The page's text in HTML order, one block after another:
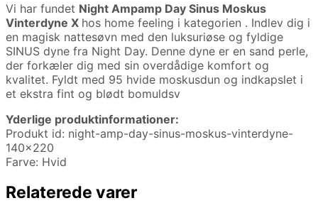
Vi har fundet Night Ampamp Day Sinus Moskus
Vinterdyne X hos home feeling i kategorien . Indlev dig i
en magisk nattesøvn med den luksuriøse og fyldige
SINUS dyne fra Night Day. Denne dyne er en sand perle,
der forkæler dig med sin overdådige komfort og
kvalitet. Fyldt med 95 hvide moskusdun og indkapslet i
et ekstra fint og blødt bomuldsv
Yderlige produktinformationer:
Produkt id: night-amp-day-sinus-moskus-vinterdyne-
140×220
Farve: Hvid
Relaterede varer